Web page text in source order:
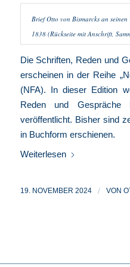
Brief Otto von Bismarcks an
1838 (Rückseite mit Anschrift,
Die Schriften, Reden und
erscheinen in der Reihe
(NFA). In dieser Edition
Reden und Gespräche
veröffentlicht. Bisher sind
in Buchform erschienen.
Weiterlesen
19. NOVEMBER 2024 / VON